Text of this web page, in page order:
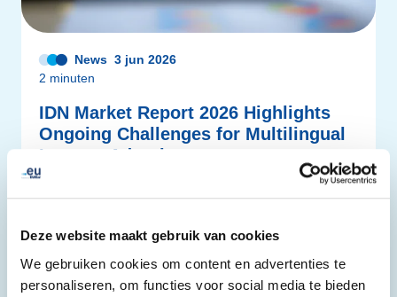
Deze website maakt gebruik van cookies
We gebruiken cookies om content en advertenties te
personaliseren, om functies voor social media te bieden
News 3 jun 2026
2 minuten
IDN Market Report 2026 Highlights
Ongoing Challenges for Multilingual
Internet Adoption
IDN adoption remains limited despite ongoing progress.
Meer lezen